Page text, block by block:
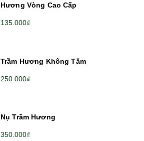
Hương Vòng Cao Cấp
135.000₫
Trầm Hương Không Tăm
250.000₫
Nụ Trầm Hương
350.000₫